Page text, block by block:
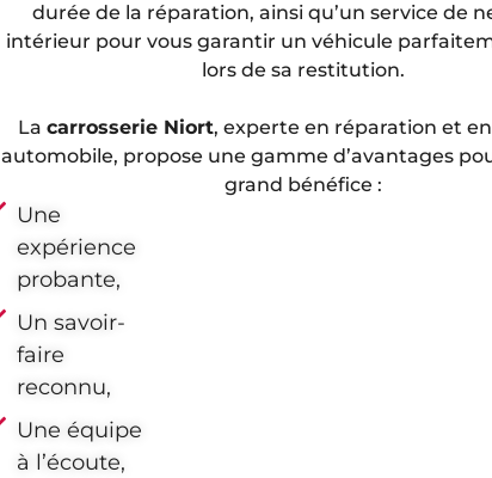
durée de la réparation, ainsi qu’un service de
intérieur pour vous garantir un véhicule
lors de sa restitution.
Lacarrosserie Niort, experte en réparation et
automobile, propose une gamme d’avantages
grand bénéfice :
Une
expérience
probante,
Un savoir-
faire
reconnu,
Une équipe
à l’écoute,